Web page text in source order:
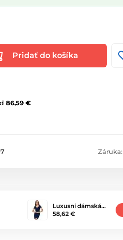
Pridať do košíka
86,59 €
Záruka:
Luxusní dámská…
58,62 €